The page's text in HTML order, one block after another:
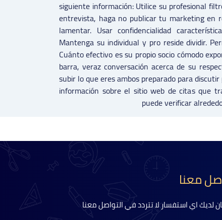
siguiente información: Utilice su profesional
entrevista, haga no publicar tu marketing en
lamentar. Usar confidencialidad
Mantenga su individual y pro reside dividir.
Cuánto efectivo es su propio socio cómodo
barra, veraz conversación acerca de su
subir lo que eres ambos preparado para
información sobre el sitio web de citas que
puede verificar
معنا
لديك اي استفسار لا تتردد في التواصل معنا